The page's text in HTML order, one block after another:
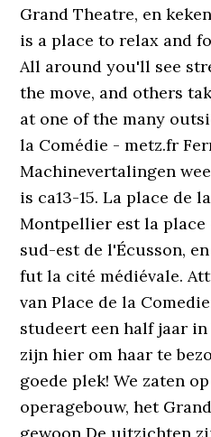
Grand Theatre, en
is a place to relax and
All around you'll see
the move, and others
at one of the many
la Comédie - metz.fr
Machinevertalingen
is ca13-15. La place de
Montpellier est la
sud-est de l'Écusson,
fut la cité médiévale.
van Place de la
studeert een half jaar
zijn hier om haar te
goede plek! We zaten
operagebouw, het